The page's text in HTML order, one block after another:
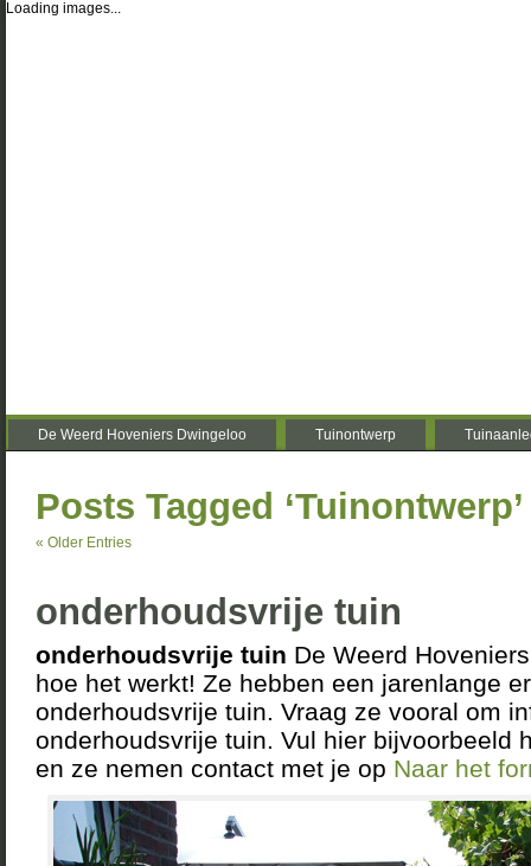
Loading images...
De Weerd Hoveniers Dwingeloo Tuinontwerp
Posts Tagged ‘Tuinontwerp’
« Older Entries
onderhoudsvrije tuin
onderhoudsvrije tuin De Weerd
hoe het werkt! Ze hebben een jarenlange
onderhoudsvrije tuin. Vraag ze vooral om
onderhoudsvrije tuin. Vul hier bijvoorbeeld
en ze nemen contact met je op Naar het